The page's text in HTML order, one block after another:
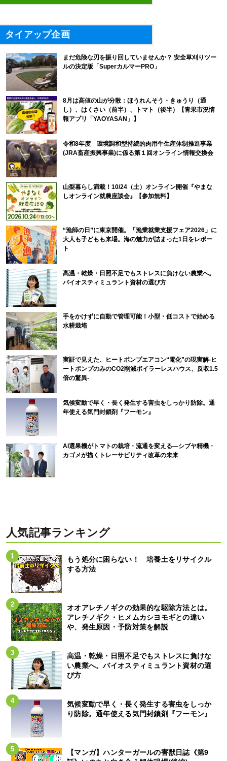
タイアップ企画
まだ危険な刃を振り回していませんか？ 安全草刈りツー
ルの決定版「SuperカルマーPRO」
8月は高値の山が分散：ほうれんそう・きゅうり（通
し）、はくさい（前半）、トマト（後半）【青果市況情
報アプリ「YAOYASAN」】
令和8年度 環境調和型持続的肉用牛生産体制推進事業
(JRA畜産振興事業)に係る第１回オンライン情報交換会
山梨暮らし満載！10/24（土）オンライン開催『やまな
しオンライン就農座談会』【参加無料】
“漁師の日”に東京開催。「漁業就業支援フェア2026」に
大人も子どもも来場。海の魅力が詰まった1日をレポー
ト
高温・乾燥・日照不足でもストレスに負けない農業へ。
バイオスティミュラント資材の選び方
手をかけずに自動で管理可能！小型・低コストで始める
水耕栽培
実証で見えた、ヒートポンプエアコン“電化”の現実解-ヒ
ートポンプのみのCO2削減ボイラーレスハウス、反収1.5
倍の驚異-
気候変動で早く・長く発生する害虫をしっかり防除。通
年使える気門封鎖剤『フーモン』
AI選果機がトマトの栽培・流通を変える―シブヤ精機・
カゴメが描くトレーサビリティ改革の未来
人気記事ランキング
もう処分に困らない！ 培養土をリサイクル
する方法
オオアレチノギクの効果的な駆除方法とは。
アレチノギク・ヒメムカシヨモギとの違い
や、発生原因・予防対策を解説
高温・乾燥・日照不足でもストレスに負けな
い農業へ。バイオスティミュラント資材の選
び方
気候変動で早く・長く発生する害虫をしっか
り防除。通年使える気門封鎖剤『フーモン』
【マンガ】ハンターガールの害獣日誌《第9